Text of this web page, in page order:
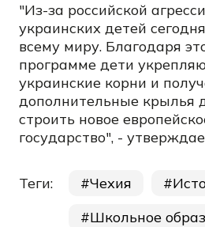
"Из-за российской
украинских детей
всему миру. Благодаря
программе дети
украинские корни и
дополнительные крылья
строить новое
государство", -
Теги: Чехия
Школьное